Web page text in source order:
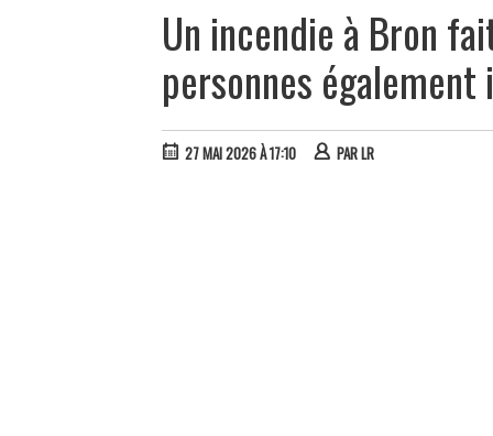
Un incendie à Bron
personnes
27 MAI 2026 À 17:10 PARLR